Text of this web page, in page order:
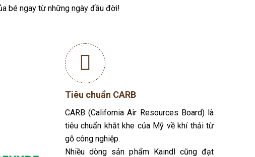
bé ngay từ những ngày đầu đời!
Tiêu chuẩn CARB
CARB (California Air Resources Board) là
tiêu chuẩn khắt khe của Mỹ về khí thải từ
gỗ công nghiệp.
Nhiều dòng sản phẩm Kaindl cũng đạt